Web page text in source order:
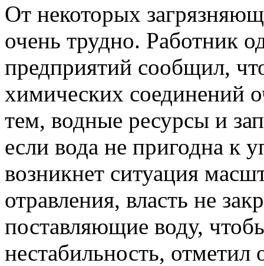
От некоторых
очень трудно. Работник
предприятий сообщил,
химических соединений
тем, водные ресурсы и
если вода не пригодна к
возникнет ситуация
отравления, власть не
поставляющие воду,
нестабильность, отметил